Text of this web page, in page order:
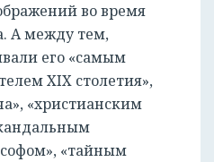
во время
А между тем,
его «самым
XIX столетия»,
«христианским
«тайным